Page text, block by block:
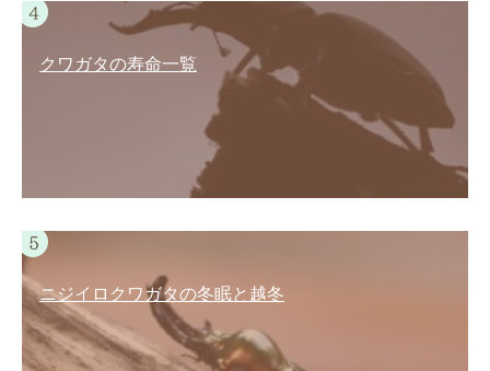
クワガタの寿命一覧
ニジイロクワガタの冬眠と越冬